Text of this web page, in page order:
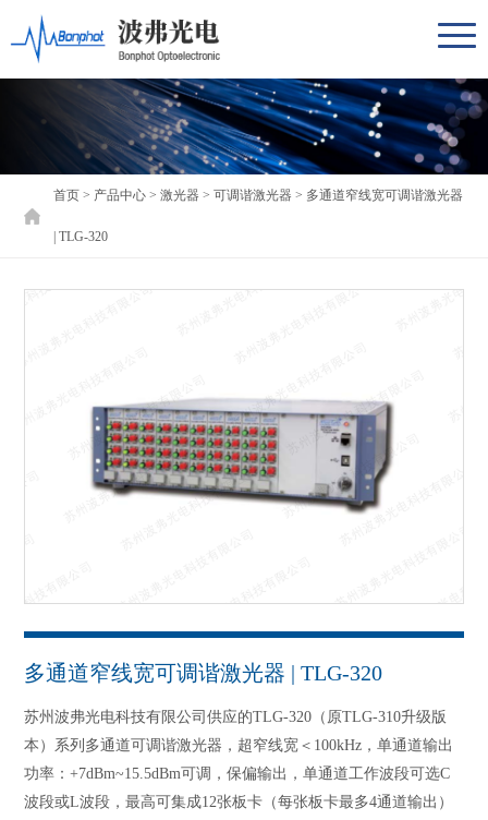
首页 > 产品中心 >激光器 >可调谐激光器 > 多通道窄线宽可调谐激光器
| TLG-320
多通道窄线宽可调谐激光器 | TLG-320
苏州波弗光电科技有限公司供应的TLG-320（原TLG-310升级版
本） 系列多通道可调谐激光器，超窄线宽＜100kHz，单通道输出
功率：+7dBm~15.5dBm可调，保偏输出，单通道工作波段可选C
波段或L波段，最高可集成12张板卡（每张板卡最多4通道输出）